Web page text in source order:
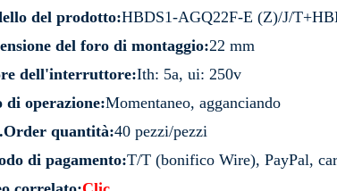
del prodotto:HBDS1-AGQ22F-E (Z)/J/
del foro di montaggio:22 mm
dell'interruttore:Ith: 5a, ui: 250v
di operazione:Momentaneo, agganciando
quantità:40 pezzi/pezzi
di pagamento:T/T (bonifico Wire), PayPal,